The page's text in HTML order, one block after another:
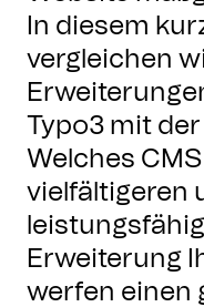
In diesem
vergleichen
Typo3 mit
Welches
vielfältigeren
Erweiterung
werfen einen